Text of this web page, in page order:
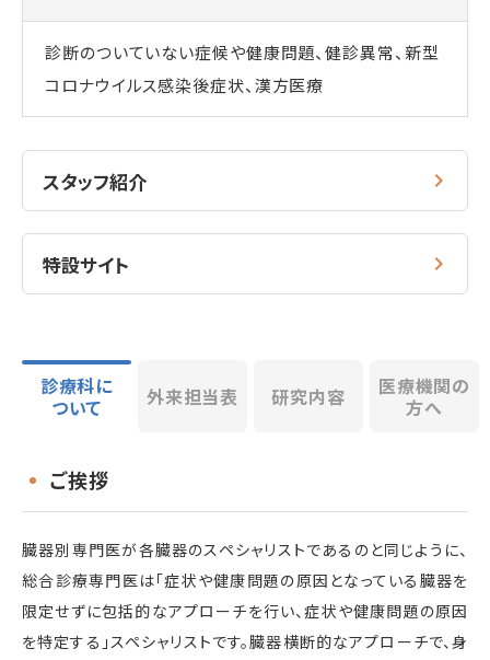
診断のついていない症候や健康問題、健診異常、新型
コロナウイルス感染後症状、漢方医療
スタッフ紹介
特設サイト
診療科に
ついて
外来担当表 研究内容
医療機関の
方へ
ご挨拶
臓器別専門医が各臓器のスペシャリストであるのと同じように、
総合診療専門医は「症状や健康問題の原因となっている臓器を
限定せずに包括的なアプローチを行い、症状や健康問題の原因
を特定する」スペシャリストです。臓器横断的なアプローチで、身